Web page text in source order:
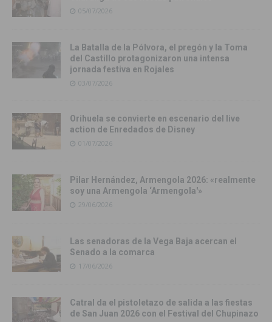
05/07/2026
La Batalla de la Pólvora, el pregón y la Toma
del Castillo protagonizaron una intensa
jornada festiva en Rojales
03/07/2026
Orihuela se convierte en escenario del live
action de Enredados de Disney
01/07/2026
Pilar Hernández, Armengola 2026: «realmente
soy una Armengola ‘Armengola'»
29/06/2026
Las senadoras de la Vega Baja acercan el
Senado a la comarca
17/06/2026
Catral da el pistoletazo de salida a las fiestas
de San Juan 2026 con el Festival del Chupinazo